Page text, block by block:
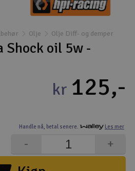
Olje Olje Diff- og demper
Shock oil 5w -
Handle nå, betal senere. Les mer
kr 125,-
+
-